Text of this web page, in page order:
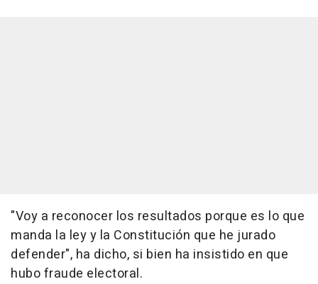
"Voy a reconocer los resultados porque es lo que
manda la ley y la Constitución que he jurado
defender", ha dicho, si bien ha insistido en que
hubo fraude electoral.